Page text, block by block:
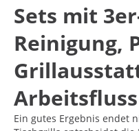
Sets mit
Reinigung,
Arbeitsfluss
Ein gutes Ergebnis endet